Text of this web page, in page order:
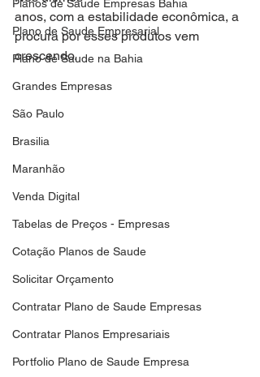
Planos de Saude Empresas Bahia
Plano de Saude Empresarial
Plano de Saude na Bahia
Grandes Empresas
São Paulo
Brasilia
Maranhão
Venda Digital
Tabelas de Preços - Empresas
Cotação Planos de Saude
Solicitar Orçamento
Contratar Plano de Saude Empresas
Contratar Planos Empresariais
Portfolio Plano de Saude Empresa
anos, com a estabilidade econômica, a
procura por esses produtos vem
crescendo.